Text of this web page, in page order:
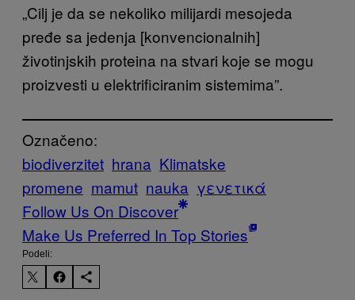
„Cilj je da se nekoliko milijardi mesojeda
pređe sa jedenja [konvencionalnih]
životinjskih proteina na stvari koje se mogu
proizvesti u elektrificiranim sistemima”.
Označeno:
biodiverzitet hrana Klimatske
promene mamut nauka γενετικά
Follow Us On Discover
Make Us Preferred In Top Stories
Podeli: